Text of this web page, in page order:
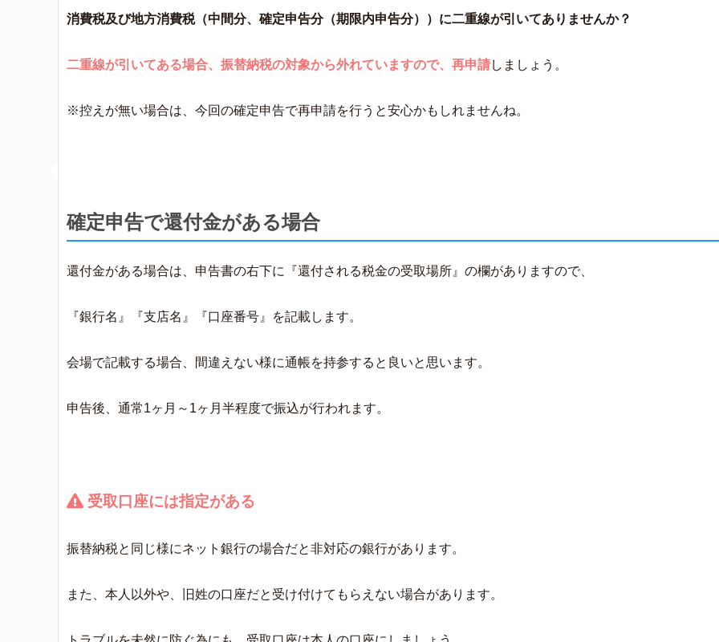
消費税及び地方消費税（中間分、確定申告分（期限内申告分））に二重線が引いてありませんか？
二重線が引いてある場合、振替納税の対象から外れていますので、再申請しましょう。
※控えが無い場合は、今回の確定申告で再申請を行うと安心かもしれませんね。
確定申告で還付金がある場合
還付金がある場合は、申告書の右下に『還付される税金の受取場所』の欄がありますので、
『銀行名』『支店名』『口座番号』を記載します。
会場で記載する場合、間違えない様に通帳を持参すると良いと思います。
申告後、通常1ヶ月～1ヶ月半程度で振込が行われます。
受取口座には指定がある
振替納税と同じ様にネット銀行の場合だと非対応の銀行があります。
また、本人以外や、旧姓の口座だと受け付けてもらえない場合があります。